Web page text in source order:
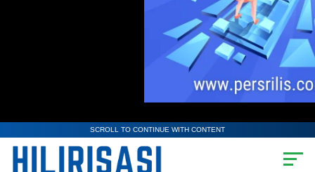
SCROLL TO CONTINUE WITH CONTENT